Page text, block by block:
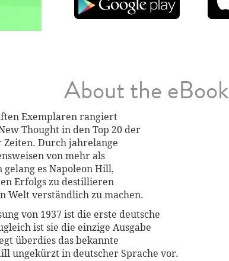
About the eBook
Exemplaren rangiert
Thought in den Top 20 der
Durch jahrelange
von mehr als
es Napoleon Hill,
Erfolgs zu destillieren
Welt verständlich zu machen.
von 1937 ist die erste deutsche
ist sie die einzige Ausgabe
überdies das bekannte
ungekürzt in deutscher Sprache vor.